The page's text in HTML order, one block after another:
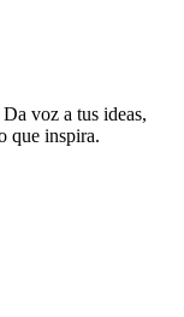
voz a tus ideas,
que inspira.